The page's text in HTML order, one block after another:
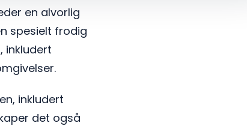
en alvorlig
spesielt frodig
inkludert
inkludert
det også